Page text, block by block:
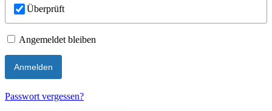
Überprüft
Angemeldet bleiben
Passwort vergessen?